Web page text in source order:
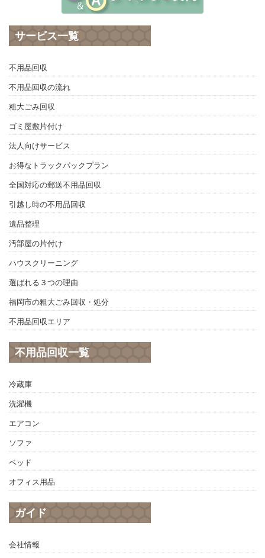
サービス一覧
不用品回収
不用品回収の流れ
粗大ごみ回収
ゴミ屋敷片付け
法人向けサービス
お得なトラックパックプラン
全国対応の郵送不用品回収
引越し時の不用品回収
遺品整理
汚部屋の片付け
ハウスクリーニング
選ばれる３つの理由
福岡市の粗大ごみ回収・処分
不用品回収エリア
不用品回収一覧
冷蔵庫
洗濯機
エアコン
ソファ
ベッド
オフィス用品
ガイド
会社情報